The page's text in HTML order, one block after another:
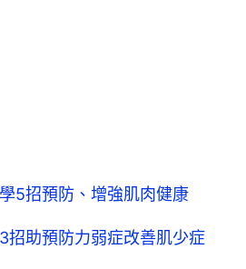
5招預防、增強肌肉健康
招助預防力弱症改善肌少症